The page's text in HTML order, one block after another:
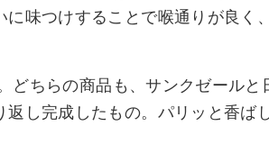
に味つけすることで喉通りが良く
どちらの商品も、サンクゼール
返し完成したもの。パリッと香ば